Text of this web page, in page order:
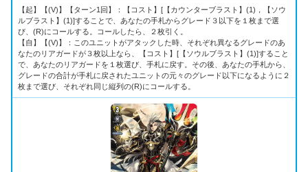
【起】【(V)】【ターン1回】：【コスト】[【カウンターブラスト】(1)，【ソウ
ルブラスト】(1)]することで、あなたの手札からグレード３以下を１枚まで選
び、(R)にコールする。コールしたら、２枚引く。
【自】【(V)】：このユニットがアタックした時、それぞれ異なるグレードのあ
なたのリアガードが３枚以上なら、【コスト】[【ソウルブラスト】(1)]すること
で、あなたのリアガードを１枚選び、手札に戻す。その後、あなたの手札から、
グレードの合計が手札に戻されたユニットの元々のグレード以下になるように２
枚まで選び、それぞれ同じ縦列の(R)にコールする。